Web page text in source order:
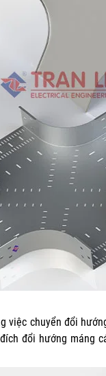
việc chuyển đổi
đổi hướng máng